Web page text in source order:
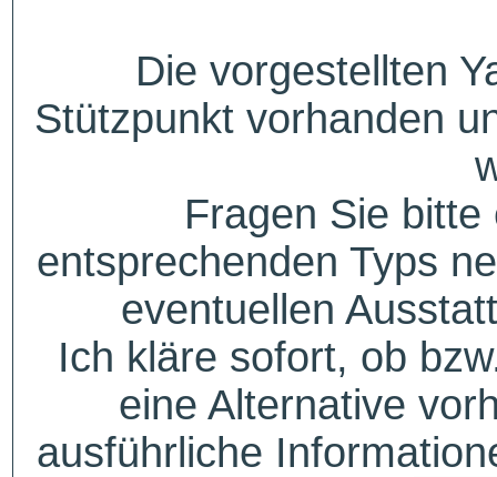
Die vorgestellten
Stützpunkt vorhanden
Fragen Sie
entsprechenden Typs
eventuellen
Ich kläre sofort, ob
eine Alternative
ausführliche